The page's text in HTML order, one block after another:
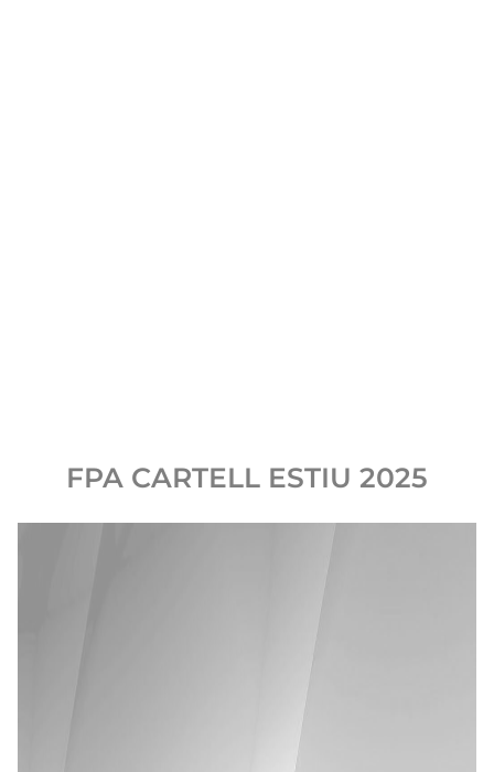
FPA CARTELL ESTIU 2025